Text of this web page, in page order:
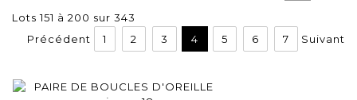
Lots 151 à 200 sur 343
Précédent
1 2 3 4 5 6 7 Suivant